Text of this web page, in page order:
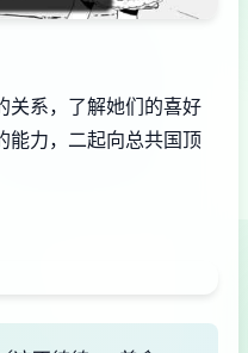
关系，了解她们的喜好
能力，二起向总共国顶